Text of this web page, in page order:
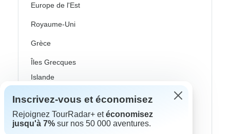
Europe de l'Est
Royaume-Uni
Grèce
Îles Grecques
Islande
Irlande
Italie
Inscrivez-vous et économisez
Rejoignez TourRadar+ etéconomisez
jusqu'à 7% sur nos 50 000 aventures.